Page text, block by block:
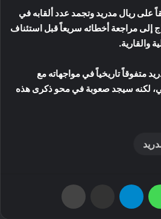
على ريال مدريد وتجمد عدد ألقابه في
وسيحتاج إلى مراجعة أخطائه سريعاً قبل استئناف
والقارية.
متفوقاً تاريخياً في مواجهاته مع
لكنه سيجد صعوبة في محو ذكرى هذه